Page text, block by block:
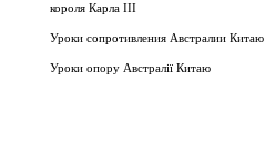
короля Карла III
Уроки сопротивления Австралии Китаю
Уроки опору Австралії Китаю